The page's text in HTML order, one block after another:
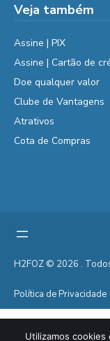
Veja também
Assine | PIX
Assine | Cartão de
Doe qualquer valor
Clube de Vantagens
Atrativos
Cota de Compras
H2FOZ © 2026 .
Política de Privacidade
Utilizamos